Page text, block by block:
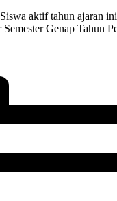
Siswa aktif tahun ajaran ini